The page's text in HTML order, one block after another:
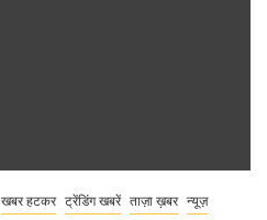
खबर हटकर ट्रेंडिंग खबरें ताज़ा ख़बर न्यूज़